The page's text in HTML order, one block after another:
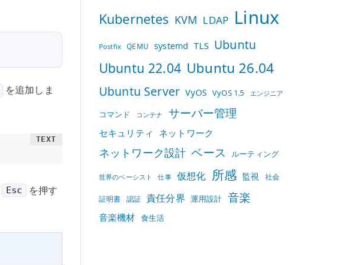
を追加しま
Esc
を押す
Kubernetes KVM LDAP Linux
Postfix QEMU systemd TLS Ubuntu
Ubuntu 22.04 Ubuntu 26.04
Ubuntu Server VyOS VyOS 1.5 エンジニア
コマンド コンテナ サーバー管理
セキュリティ ネットワーク
ネットワーク設計 ベース ルーティング
世界のベーシスト 仕事 仮想化 所感 監視 社会
証明書 認証 責任分界 運用設計 音楽
音楽機材 食生活